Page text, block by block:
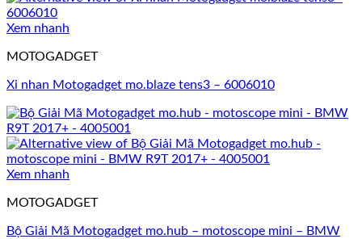
Xem nhanh
MOTOGADGET
Xi nhan Motogadget mo.blaze tens3 – 6006010
Xem nhanh
MOTOGADGET
Bộ Giải Mã Motogadget mo.hub – motoscope mini – BMW